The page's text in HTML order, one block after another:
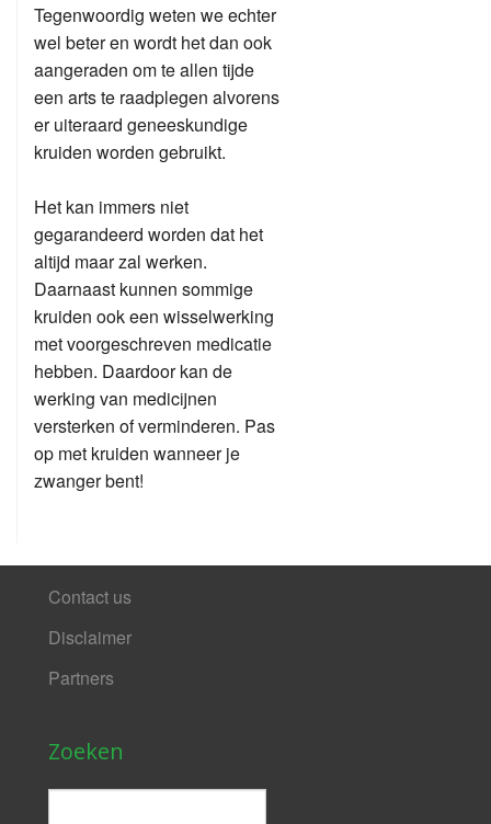
Tegenwoordig weten we echter
wel beter en wordt het dan ook
aangeraden om te allen tijde
een arts te raadplegen alvorens
er uiteraard geneeskundige
kruiden worden gebruikt.
Het kan immers niet
gegarandeerd worden dat het
altijd maar zal werken.
Daarnaast kunnen sommige
kruiden ook een wisselwerking
met voorgeschreven medicatie
hebben. Daardoor kan de
werking van medicijnen
versterken of verminderen. Pas
op met kruiden wanneer je
zwanger bent!
Contact us
Disclaimer
Partners
Zoeken